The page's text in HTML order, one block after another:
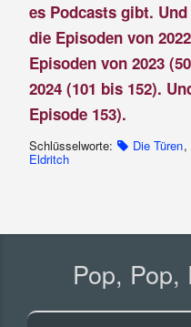
es Podcasts gibt.
die Episoden von
Episoden von 2023
2024 (101 bis 152).
Episode 153).
Schlüsselworte: Die Türen,
Eldritch
Pop, Pop,